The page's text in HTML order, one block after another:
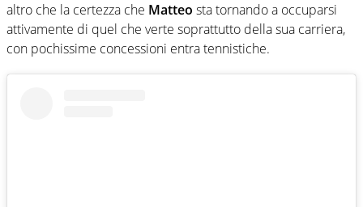
altro che la certezza che Matteo sta tornando a occuparsi
attivamente di quel che verte soprattutto della sua carriera,
con pochissime concessioni entra tennistiche.